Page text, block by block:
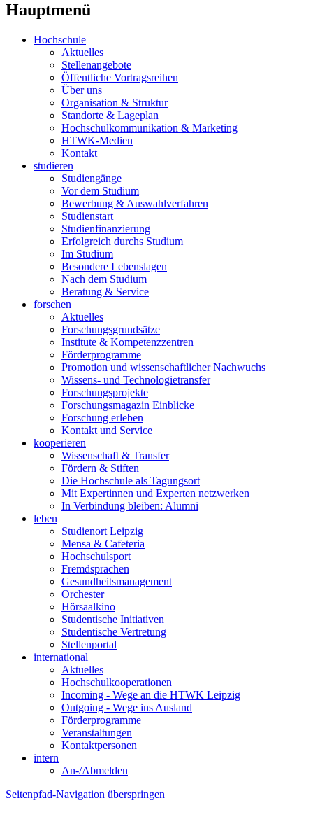
Hauptmenü
Hochschule
Aktuelles
Stellenangebote
Öffentliche Vortragsreihen
Über uns
Organisation & Struktur
Standorte & Lageplan
Hochschulkommunikation & Marketing
HTWK-Medien
Kontakt
studieren
Studiengänge
Vor dem Studium
Bewerbung & Auswahlverfahren
Studienstart
Studienfinanzierung
Erfolgreich durchs Studium
Im Studium
Besondere Lebenslagen
Nach dem Studium
Beratung & Service
forschen
Aktuelles
Forschungsgrundsätze
Institute & Kompetenzzentren
Förderprogramme
Promotion und wissenschaftlicher Nachwuchs
Wissens- und Technologietransfer
Forschungsprojekte
Forschungsmagazin Einblicke
Forschung erleben
Kontakt und Service
kooperieren
Wissenschaft & Transfer
Fördern & Stiften
Die Hochschule als Tagungsort
Mit Expertinnen und Experten netzwerken
In Verbindung bleiben: Alumni
leben
Studienort Leipzig
Mensa & Cafeteria
Hochschulsport
Fremdsprachen
Gesundheitsmanagement
Orchester
Hörsaalkino
Studentische Initiativen
Studentische Vertretung
Stellenportal
international
Aktuelles
Hochschulkooperationen
Incoming - Wege an die HTWK Leipzig
Outgoing - Wege ins Ausland
Förderprogramme
Veranstaltungen
Kontaktpersonen
intern
An-/Abmelden
Seitenpfad-Navigation überspringen